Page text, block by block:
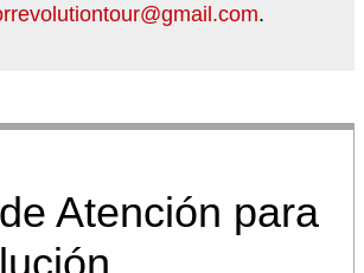
.
Atención para